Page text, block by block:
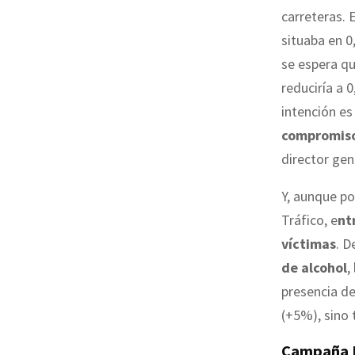
carreteras.
situaba en
se espera
reduciría a
intención
director
Y, aunque
Tráfico, e
víctimas.
de alcohol,
presencia
(+5%), sino